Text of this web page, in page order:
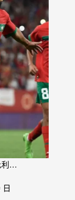
利…